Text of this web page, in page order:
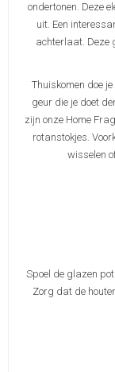
ondertonen. Deze
uit. Een
achterlaat. Deze
Thuiskomen doe
geur die je doet
zijn onze Home
rotanstokjes.
wisselen
Spoel de glazen
Zorg dat de